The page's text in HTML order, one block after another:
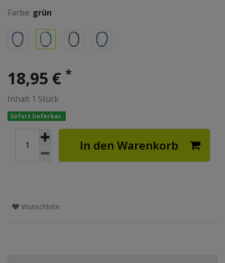
Farbe: grün
18,95 € *
Inhalt 1 Stück
Sofort lieferbar.
In den Warenkorb
Wunschliste